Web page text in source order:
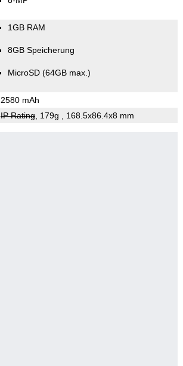
1GB RAM
8GB Speicherung
MicroSD (64GB max.)
2580 mAh
IP Rating, 179g , 168.5x86.4x8 mm